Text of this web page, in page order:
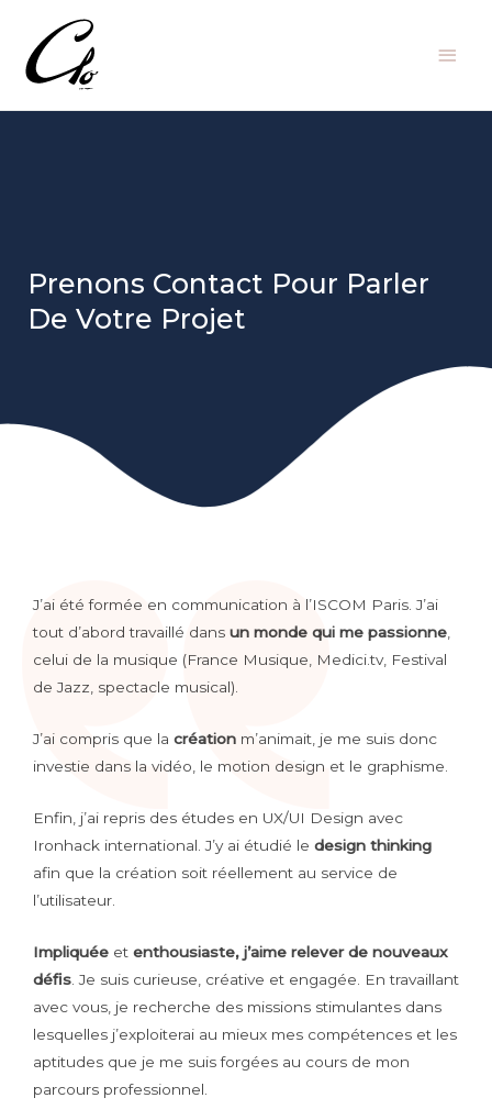
Prenons Contact Pour Parler
De Votre Projet
J’ai été formée en communication à l’ISCOM Paris. J’ai
tout d’abord travaillé dans un monde qui me passionne,
celui de la musique (France Musique, Medici.tv, Festival
de Jazz, spectacle musical).
J’ai compris que la création m’animait, je me suis donc
investie dans la vidéo, le motion design et le graphisme.
Enfin, j’ai repris des études en UX/UI Design avec
Ironhack international. J’y ai étudié le design thinking
afin que la création soit réellement au service de
l’utilisateur.
Impliquée et enthousiaste, j’aime relever de nouveaux
défis . Je suis curieuse, créative et engagée. En travaillant
avec vous, je recherche des missions stimulantes dans
lesquelles j’exploiterai au mieux mes compétences et les
aptitudes que je me suis forgées au cours de mon
parcours professionnel.